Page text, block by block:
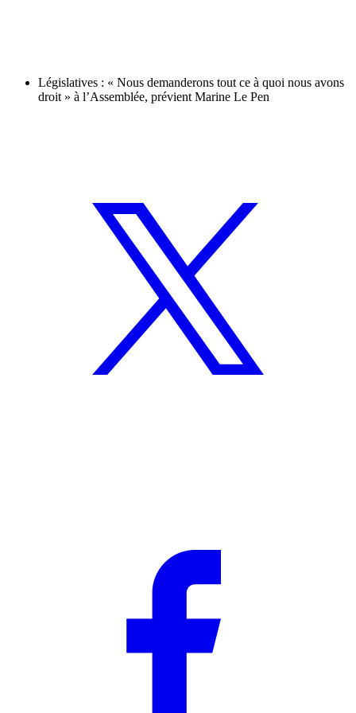
Législatives : « Nous demanderons tout ce à quoi nous avons
droit » à l’Assemblée, prévient Marine Le Pen